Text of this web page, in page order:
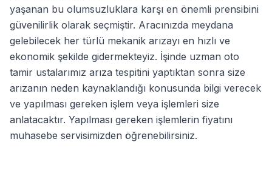
yaşanan bu olumsuzluklara karşı en önemli prensibini
güvenilirlik olarak seçmiştir. Aracınızda meydana
gelebilecek her türlü mekanik arızayı en hızlı ve
ekonomik şekilde gidermekteyiz. İşinde uzman oto
tamir ustalarımız arıza tespitini yaptıktan sonra size
arızanın neden kaynaklandığı konusunda bilgi verecek
ve yapılması gereken işlem veya işlemleri size
anlatacaktır. Yapılması gereken işlemlerin fiyatını
muhasebe servisimizden öğrenebilirsiniz.